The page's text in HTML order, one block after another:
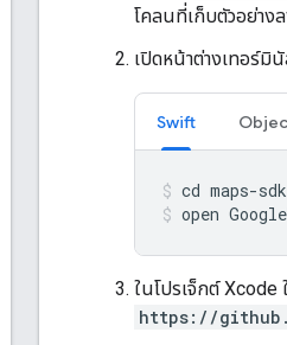
โคลนที่เก็บตัวอย่าง
เปิดหน้าต่างเทอร์มิ
Swift
open
ในโปรเจ็กต์ Xcode
https://